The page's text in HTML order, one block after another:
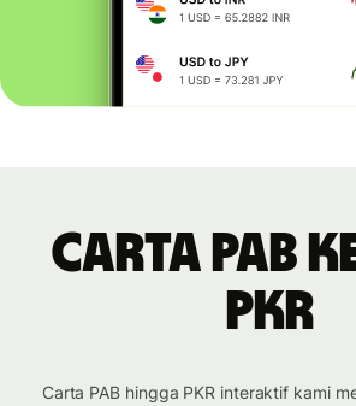
Carta PAB
PKR
Carta PAB hingga PKR interaktif kami